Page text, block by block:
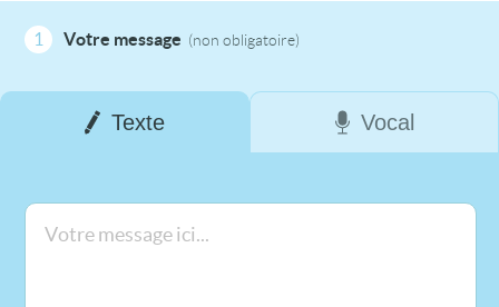
1 Votre message (non obligatoire)
Texte Vocal